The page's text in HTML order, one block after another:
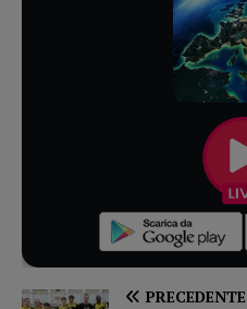
PRECEDENTE